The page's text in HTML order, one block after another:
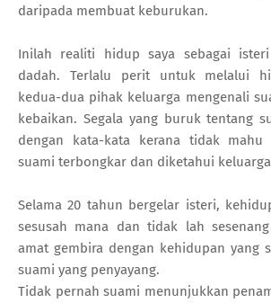
daripada membuat keburukan.
Inilah realiti hidup saya sebagai
dadah. Terlalu perit untuk melalui
kedua-dua pihak keluarga mengenali
kebaikan. Segala yang buruk tentang
dengan kata-kata kerana tidak mahu
suami terbongkar dan diketahui
Selama 20 tahun bergelar isteri,
sesusah mana dan tidak lah
amat gembira dengan kehidupan yang
suami yang penyayang.
Tidak pernah suami menunjukkan